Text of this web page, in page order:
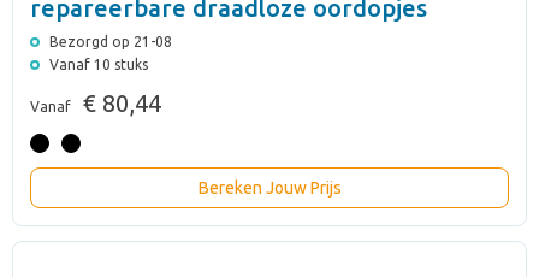
repareerbare draadloze oordopjes
Bezorgd op 21-08
Vanaf 10 stuks
Vanaf € 80,44
Bereken Jouw Prijs